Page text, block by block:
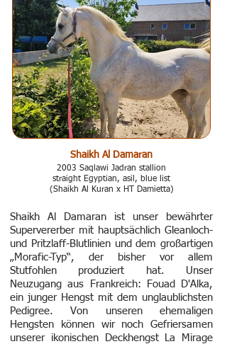
Shaikh Al Damaran ist unser bewährter
Supervererber mit hauptsächlich Gleanloch-
und Pritzlaff-Blutlinien und dem großartigen
„Morafic-Typ“, der bisher vor allem
Stutfohlen produziert hat. Unser
Neuzugang aus Frankreich:
Fouad D'Alka,
ein junger Hengst mit dem unglaublichsten
Pedigree. Von unseren ehemaligen
Hengsten können wir noch Gefriersamen
unserer ikonischen Deckhengst
La Mirage
Shaikh Al Damaran
2003 Saqlawi Jadran stallion
straight Egyptian, asil, blue list
(Shaikh Al Kuran x HT Damietta)